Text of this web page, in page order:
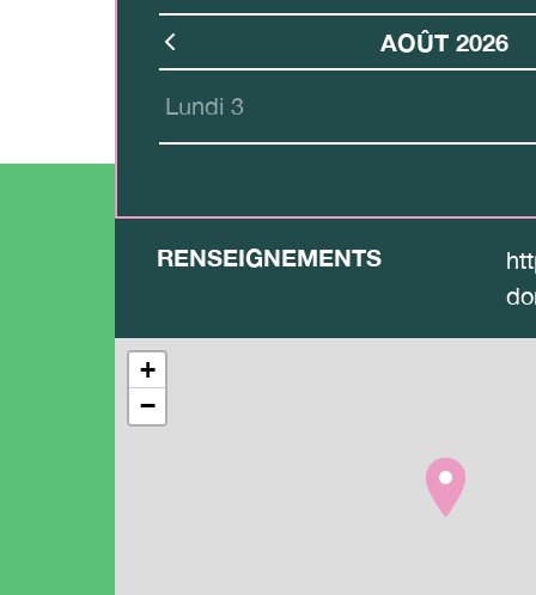
AOÛT 2026
Lundi 3
RENSEIGNEMENTS
+
−